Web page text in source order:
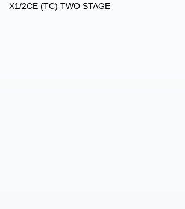
X1/2CE (TC) TWO STAGE